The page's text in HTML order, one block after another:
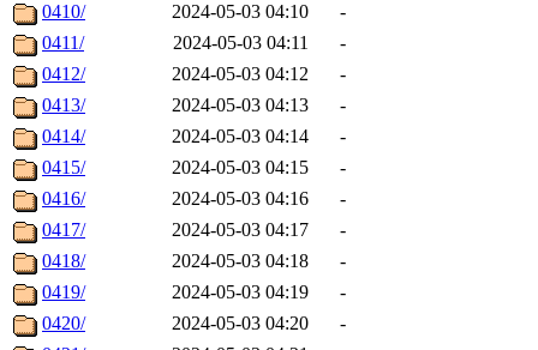
0410/
2024-05-03 04:10
-
0411/
2024-05-03 04:11
-
0412/
2024-05-03 04:12
-
0413/
2024-05-03 04:13
-
0414/
2024-05-03 04:14
-
0415/
2024-05-03 04:15
-
0416/
2024-05-03 04:16
-
0417/
2024-05-03 04:17
-
0418/
2024-05-03 04:18
-
0419/
2024-05-03 04:19
-
0420/
2024-05-03 04:20
-